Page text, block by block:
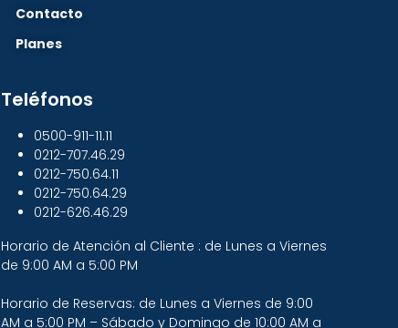
Contacto
Planes
Teléfonos
0500-911-11.11
0212-707.46.29
0212-750.64.11
0212-750.64.29
0212-626.46.29
Horario de Atención al Cliente : de Lunes a Viernes
de 9:00 AM a 5:00 PM
Horario de Reservas: de Lunes a Viernes de 9:00
AM a 5:00 PM – Sábado y Domingo de 10:00 AM a